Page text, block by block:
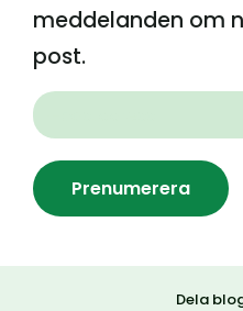
meddelanden om
post.
Prenumerera
Dela